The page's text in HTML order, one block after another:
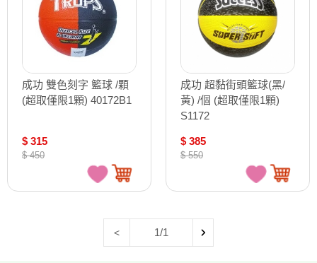
成功 雙色刻字 籃球 /顆
(超取僅限1顆) 40172B1
$ 315
$ 450
成功 超黏街頭籃球(黑/
黃) /個 (超取僅限1顆)
S1172
$ 385
$ 550
< 1/1